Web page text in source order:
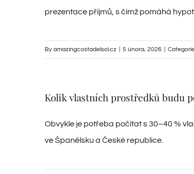
prezentace příjmů, s čímž pomáhá
By amazingcostadelsol.cz 5 února, 2026
Kolik vlastních prostředků budu
Obvykle je potřeba počítat s 30–40 %
ve Španělsku a České republice.